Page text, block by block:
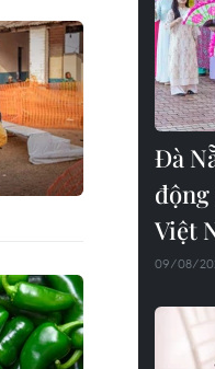
Đà
Việt
09/08/